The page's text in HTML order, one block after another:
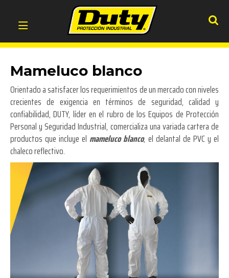
Mameluco blanco
Orientado a satisfacer los requerimientos de un mercado con niveles
crecientes de exigencia en términos de seguridad, calidad y
confiabilidad, DUTY, líder en el rubro de los Equipos de Protección
Personal y Seguridad Industrial, comercializa una variada cartera de
productos que incluye el mameluco blanco, el delantal de PVC y el
chaleco reflectivo.